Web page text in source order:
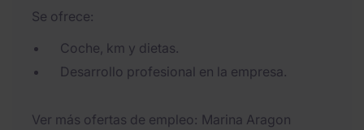
Se ofrece:
Coche, km y dietas.
Desarrollo profesional en la empresa.
Ver más ofertas de empleo
Marina Aragon